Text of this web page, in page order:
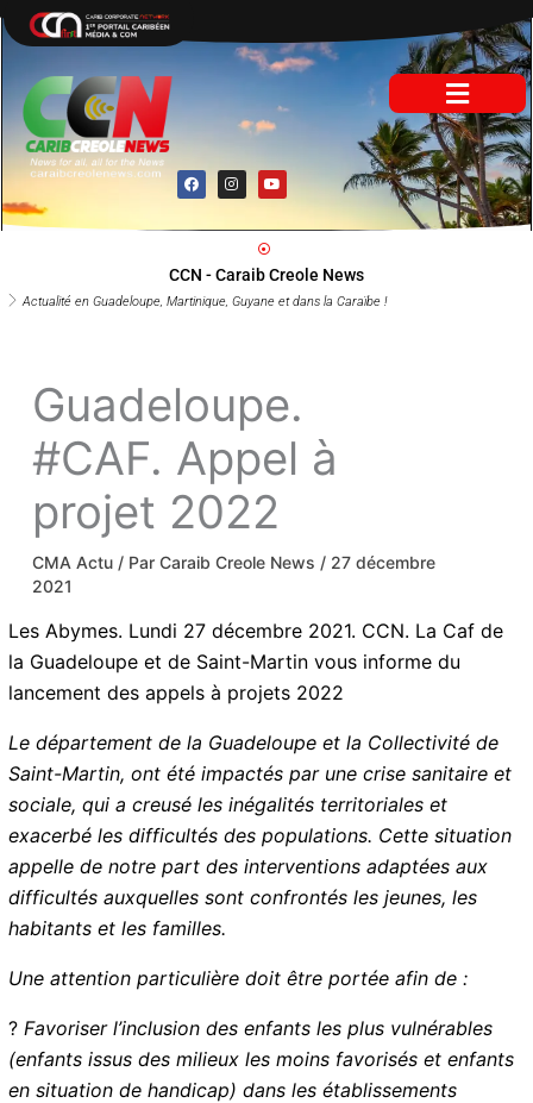
au
F
a
c
b
k
I
n
s
a
a
Y
o
u
u
Actualité en Guadeloupe, Martinique, Guyane et dans la Caraïbe !
CCN - Caraib Creole News
Guadeloupe.
#CAF. Appel à
projet 2022
CMA Actu / ParCaraib Creole News / 27 décembre
2021
Les Abymes. Lundi 27 décembre 2021. CCN. La Caf de
la Guadeloupe et de Saint-Martin vous informe du
lancement des appels à projets 2022
Le département de la Guadeloupe et la Collectivité de
Saint-Martin, ont été impactés par une crise sanitaire et
sociale, qui a creusé les inégalités territoriales et
exacerbé les difficultés des populations. Cette situation
appelle de notre part des interventions adaptées aux
difficultés auxquelles sont confrontés les jeunes, les
habitants et les familles.
Une attention particulière doit être portée afin de :
? Favoriser l’inclusion des enfants les plus vulnérables
(enfants issus des milieux les moins favorisés et enfants
en situation de handicap) dans les établissements